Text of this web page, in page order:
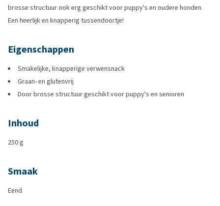
brosse structuur ook erg geschikt voor puppy's en oudere honden.
Een heerlijk en knapperig tussendoortje!
Eigenschappen
Smakelijke, knapperige verwensnack
Graan- en glutenvrij
Door brosse structuur geschikt voor puppy's en senioren
Inhoud
250 g
Smaak
Eend